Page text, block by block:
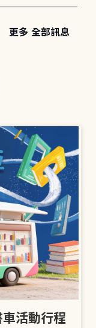
更多 全部訊息
車活動行程